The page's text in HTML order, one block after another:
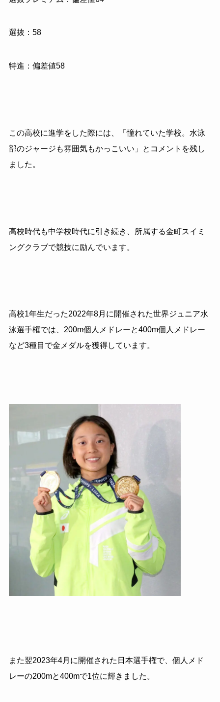
選抜：58
特進：偏差値58
この高校に進学をした際には、「憧れていた学校。水泳
部のジャージも雰囲気もかっこいい」とコメントを残し
ました。
高校時代も中学校時代に引き続き、所属する金町スイミ
ングクラブで競技に励んでいます。
高校1年生だった2022年8月に開催された世界ジュニア水
泳選手権では、200m個人メドレーと400m個人メドレー
など3種目で金メダルを獲得しています。
また翌2023年4月に開催された日本選手権で、個人メド
レーの200mと400mで1位に輝きました。